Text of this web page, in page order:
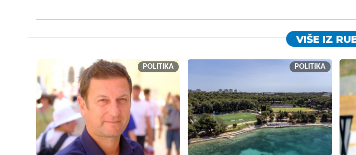
VIŠE IZ
POLITIKA POLITIKA